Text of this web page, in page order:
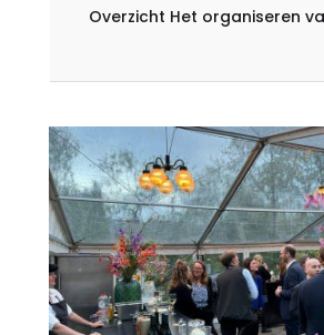
Overzicht Het organiseren